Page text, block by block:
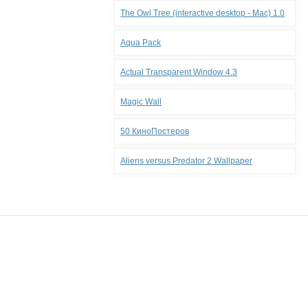
The Owl Tree (interactive desktop - Mac) 1.0
Aqua Pack
Actual Transparent Window 4.3
Magic Wall
50 КиноПостеров
Aliens versus Predator 2 Wallpaper